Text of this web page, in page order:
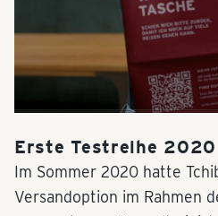
Erste Testreihe 2020
Im Sommer 2020 hatte
Versandoption im Rahmen